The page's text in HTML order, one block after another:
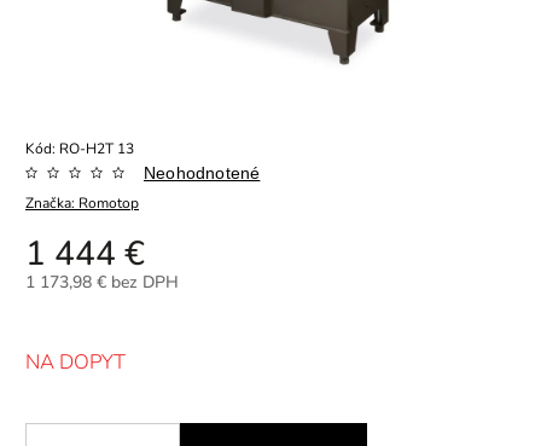
Kód: RO-H2T 13
Značka: Romotop
Neohodnotené
1 444 €
1 173,98 € bez DPH
NA DOPYT